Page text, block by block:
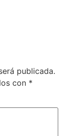
publicada.
con *